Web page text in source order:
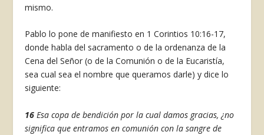
mismo.
Pablo lo pone de manifiesto en 1 Corintios 10:16-17,
donde habla del sacramento o de la ordenanza de la
Cena del Señor (o de la Comunión o de la Eucaristía,
sea cual sea el nombre que queramos darle) y dice lo
siguiente:
16 Esa copa de bendición por la cual damos gracias, ¿no
significa que entramos en comunión con la sangre de